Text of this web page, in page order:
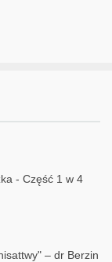
- Część 1 w 4
– dr Berzin